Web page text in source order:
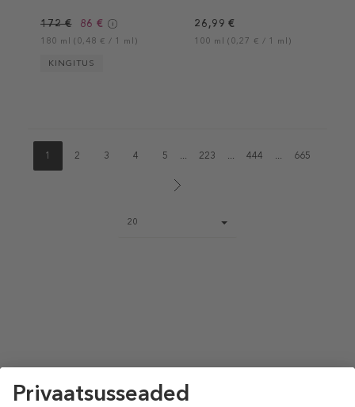
172 € 86 €
180 ml (0,48 € / 1 ml)
KINGITUS
26,99 €
100 ml (0,27 € / 1 ml)
1 2 3 4 5 ... 223 ... 444 ... 665
size
20